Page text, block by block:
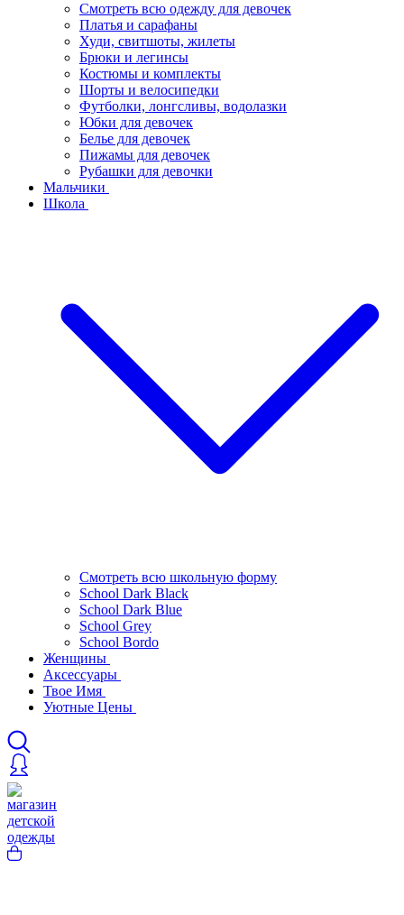
Смотреть всю одежду для девочек
Платья и сарафаны
Худи, свитшоты, жилеты
Брюки и легинсы
Костюмы и комплекты
Шорты и велосипедки
Футболки, лонгсливы, водолазки
Юбки для девочек
Белье для девочек
Пижамы для девочек
Рубашки для девочки
Мальчики
Школа
Смотреть всю школьную форму
School Dark Black
School Dark Blue
School Grey
School Bordo
Женщины
Аксессуары
Твое Имя
Уютные Цены